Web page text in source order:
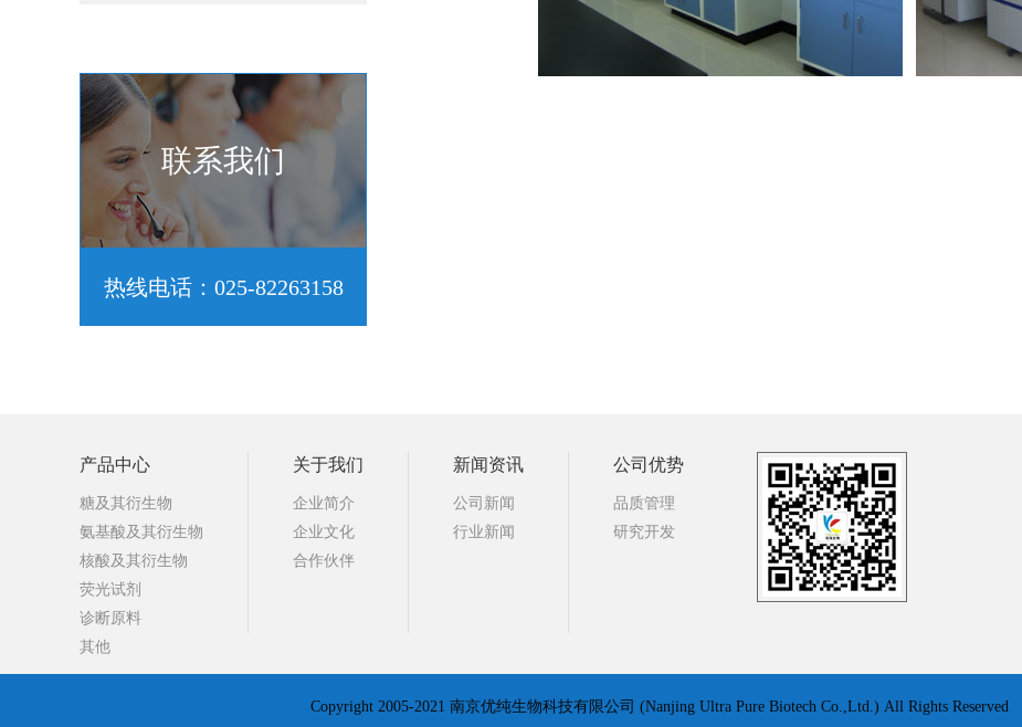
联系我们
热线电话：025-82263158
产品中心
糖及其衍生物
氨基酸及其衍生物
核酸及其衍生物
荧光试剂
诊断原料
其他
关于我们
企业简介
企业文化
合作伙伴
新闻资讯
公司新闻
行业新闻
公司优势
品质管理
研究开发
Copyright 2005-2021 南京优纯生物科技有限公司 (Nanjing Ultra Pure Biotech Co.,Ltd.) All Rights Reserved